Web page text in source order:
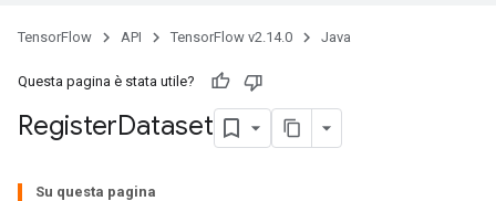
TensorFlow API TensorFlow v2.14.0 Java
Questa pagina è stata utile?
RegisterDataset
Su questa pagina